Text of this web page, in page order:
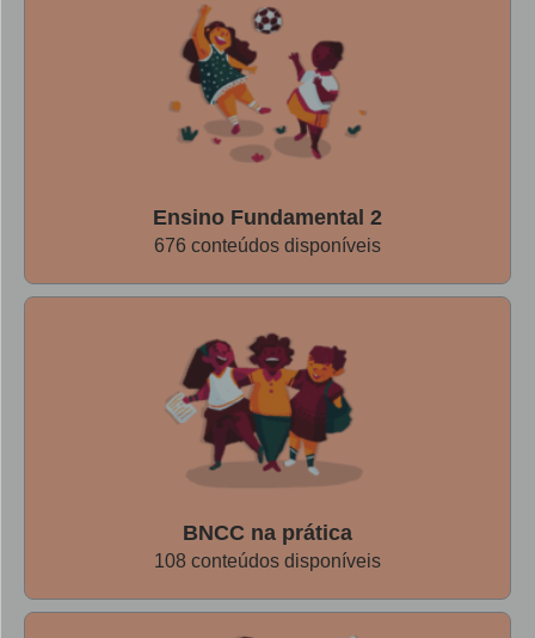
Ensino Fundamental 2
676 conteúdos disponíveis
BNCC na prática
108 conteúdos disponíveis